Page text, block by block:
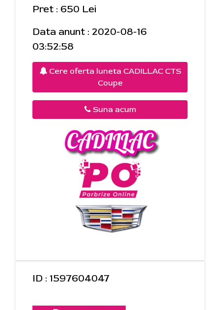
Pret : 650 Lei
Data anunt : 2020-08-16
03:52:58
Cere oferta luneta CADILLAC CTS
Coupe
Suna acum
ID : 1597604047